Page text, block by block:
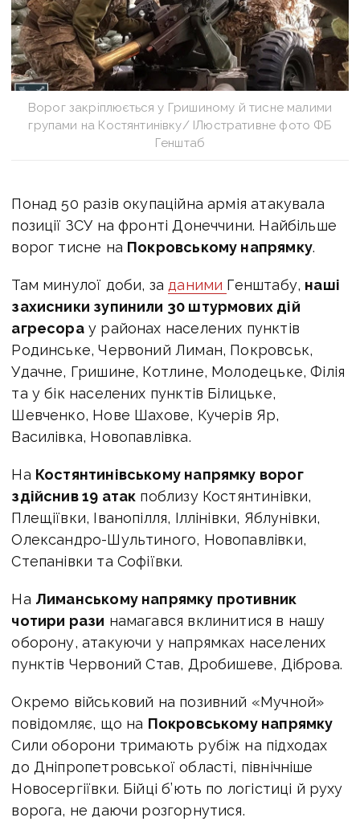
Ворог закріплюється у Гришиному й тисне малими
групами на Костянтинівку/ ІЛюстративне фото ФБ
Генштаб
Понад 50 разів окупаційна армія атакувала
позиції ЗСУ на фронті Донеччини. Найбільше
ворог тисне на Покровському напрямку.
Там минулої доби, за даними Генштабу, наші
захисники зупинили 30 штурмових дій
агресорау районах населених пунктів
Родинське, Червоний Лиман, Покровськ,
Удачне, Гришине, Котлине, Молодецьке, Філія
та у бік населених пунктів Білицьке,
Шевченко, Нове Шахове, Кучерів Яр,
Василівка, Новопавлівка.
На Костянтинівському напрямку ворог
здійснив 19 атак поблизу Костянтинівки,
Плещіївки, Іванопілля, Іллінівки, Яблунівки,
Олександро-Шультиного, Новопавлівки,
Степанівки та Софіївки.
На Лиманському напрямку противник
чотири рази намагався вклинитися в нашу
оборону, атакуючи у напрямках населених
пунктів Червоний Став, Дробишеве, Діброва.
Окремо військовий на позивний «Мучной»
повідомляє, що на Покровському напрямку
Сили оборони тримають рубіж на підходах
до Дніпропетровської області, північніше
Новосергіївки. Бійці б’ють по логістиці й руху
ворога, не даючи розгорнутися.